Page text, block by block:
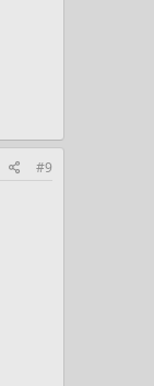
#9